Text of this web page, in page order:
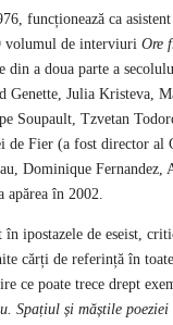
funcționează ca
volumul de interviuri Ore
din a doua parte a
Genette, Julia Kristeva,
Soupault, Tzvetan
de Fier (a fost director al
Dominique
apărea în 2002.
în ipostazele de eseist,
cărți de referință în
ce poate trece drept
Spațiul și măștile poeziei